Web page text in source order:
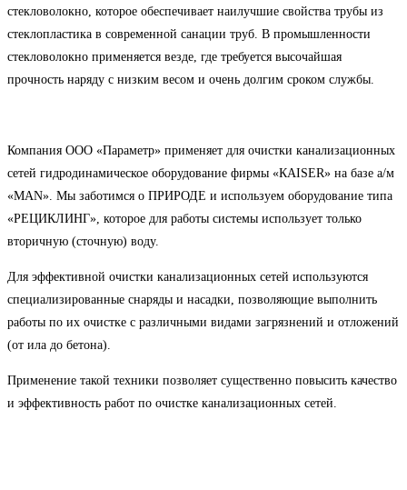
стекловолокно, которое обеспечивает наилучшие свойства трубы из
стеклопластика в современной санации труб. В промышленности
стекловолокно применяется везде, где требуется высочайшая
прочность наряду с низким весом и очень долгим сроком службы.
Компания ООО «Параметр» применяет для очистки канализационных
сетей гидродинамическое оборудование фирмы «КAISER» на базе а/м
«MAN». Мы заботимся о ПРИРОДЕ и используем оборудование типа
«РЕЦИКЛИНГ», которое для работы системы использует только
вторичную (сточную) воду.
Для эффективной очистки канализационных сетей используются
специализированные снаряды и насадки, позволяющие выполнить
работы по их очистке с различными видами загрязнений и отложений
(от ила до бетона).
Применение такой техники позволяет существенно повысить качество
и эффективность работ по очистке канализационных сетей.